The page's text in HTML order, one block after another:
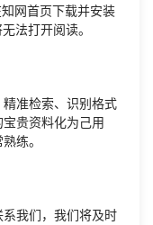
网首页下载并安装
法打开阅读。
准检索、识别格式
贵资料化为己用
练。
我们，我们将及时